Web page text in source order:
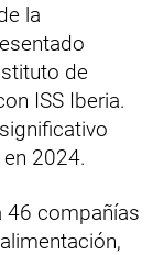
la
de
ISS Iberia.
2024.
46 compañías